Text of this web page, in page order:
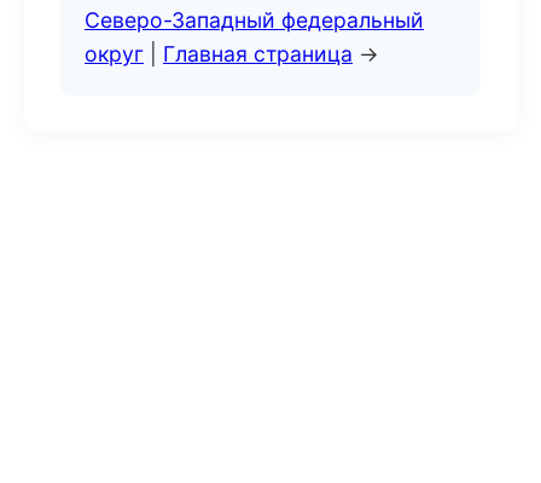
Северо-Западный федеральный
округ
Главная страница →